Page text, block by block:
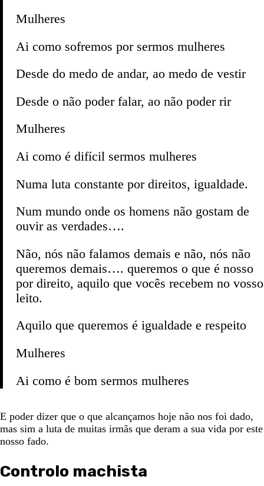
Mulheres
Ai como sofremos por sermos mulheres
Desde do medo de andar, ao medo de vestir
Desde o não poder falar, ao não poder rir
Mulheres
Ai como é difícil sermos mulheres
Numa luta constante por direitos, igualdade.
Num mundo onde os homens não gostam de
ouvir as verdades….
Não, nós não falamos demais e não, nós não
queremos demais…. queremos o que é nosso
por direito, aquilo que vocês recebem no vosso
leito.
Aquilo que queremos é igualdade e respeito
Mulheres
Ai como é bom sermos mulheres
E poder dizer que o que alcançamos hoje não nos foi dado,
mas sim a luta de muitas irmãs que deram a sua vida por este
nosso fado.
Controlo machista